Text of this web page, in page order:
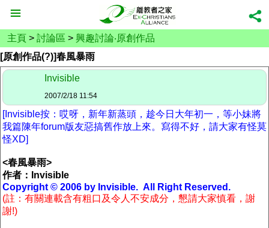
主頁 > 討論區 > 興趣討論‧原創作品
[原創作品(?)]春風暴雨
Invisible
2007/2/18 11:54
[Invisible按：哎呀，新年新蒸頭，趁今日大年初一，等小妹將
我篇陳年forum版友惡搞舊作放上來。寫得不好，請大家有怪莫
怪XD]
<春風暴雨>
作者：Invisible
Copyright © 2006 by Invisible. All Right Reserved.
(註：有關連載含有粗口及令人不安成分，懇請大家慎看，謝
謝!)